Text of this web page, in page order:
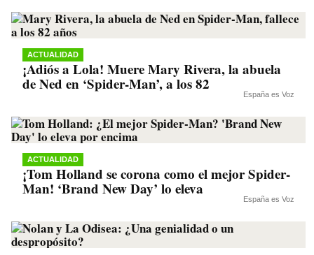
ACTUALIDAD
¡Adiós a Lola! Muere Mary Rivera, la abuela
de Ned en ‘Spider-Man’, a los 82
España es Voz
ACTUALIDAD
¡Tom Holland se corona como el mejor Spider-
Man! ‘Brand New Day’ lo eleva
España es Voz